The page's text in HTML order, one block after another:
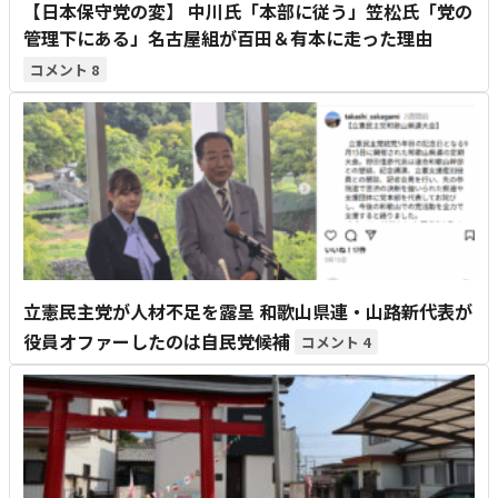
【日本保守党の変】 中川氏「本部に従う」笠松氏「党の
管理下にある」名古屋組が百田＆有本に走った理由
8
立憲民主党が人材不足を露呈 和歌山県連・山路新代表が
役員オファーしたのは自民党候補
4